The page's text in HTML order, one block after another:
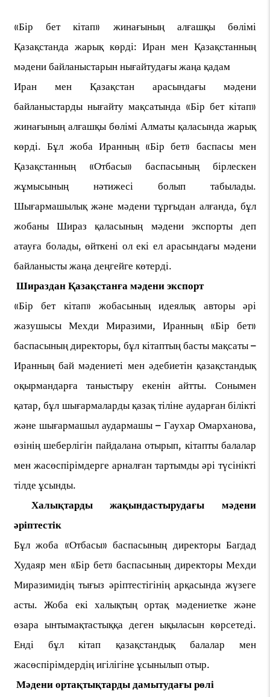
«Бір бет кітап» жинағының алғашқы бөлімі
Қазақстанда жарық көрді: Иран мен Қазақстанның
мәдени байланыстарын нығайтудағы жаңа қадам
Иран мен Қазақстан арасындағы мәдени
байланыстарды нығайту мақсатында «Бір бет кітап»
жинағының алғашқы бөлімі Алматы қаласында жарық
көрді. Бұл жоба Иранның «Бір бет» баспасы мен
Қазақстанның «Отбасы» баспасының бірлескен
жұмысының нәтижесі болып табылады.
Шығармашылық және мәдени тұрғыдан алғанда, бұл
жобаны Шираз қаласының мәдени экспорты деп
атауға болады, өйткені ол екі ел арасындағы мәдени
байланысты жаңа деңгейге көтерді.
Шираздан Қазақстанға мәдени экспорт
«Бір бет кітап» жобасының идеялық авторы әрі
жазушысы Мехди Миразими, Иранның «Бір бет»
баспасының директоры, бұл кітаптың басты мақсаты –
Иранның бай мәдениеті мен әдебиетін қазақстандық
оқырмандарға таныстыру екенін айтты. Сонымен
қатар, бұл шығармаларды қазақ тіліне аударған білікті
және шығармашыл аудармашы – Гаухар Омарханова,
өзінің шеберлігін пайдалана отырып, кітапты балалар
мен жасөспірімдерге арналған тартымды әрі түсінікті
тілде ұсынды.
Халықтарды жақындастырудағы мәдени
әріптестік
Бұл жоба «Отбасы» баспасының директоры Багдад
Худаяр мен «Бір бет» баспасының директоры Мехди
Миразимидің тығыз әріптестігінің арқасында жүзеге
асты. Жоба екі халықтың ортақ мәдениетке және
өзара ынтымақтастыққа деген ықыласын көрсетеді.
Енді бұл кітап қазақстандық балалар мен
жасөспірімдердің игілігіне ұсынылып отыр.
Мәдени ортақтықтарды дамытудағы рөлі